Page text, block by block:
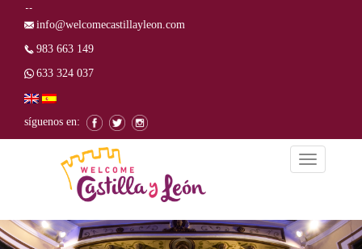
info@welcomecastillayleon.com
983 663 149
633 324 037
síguenos en:
Alternar
la